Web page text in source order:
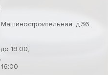
Машиностроительная, д.36.
19:00,